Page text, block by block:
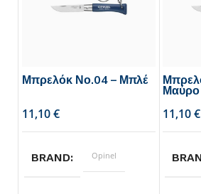
Μπρελόκ Νο.04 – Μπλέ
€
BRAND Opinel
Μαύρο
€